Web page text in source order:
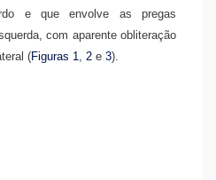
e que envolve as pregas
com aparente obliteração
(Figuras 1 2 e 3).